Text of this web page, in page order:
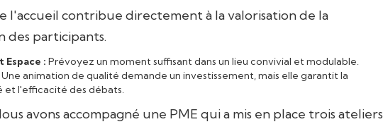
l'accueil contribue directement à la valorisation de la
participants.
Espace : Prévoyez un moment suffisant dans un lieu convivial et modulable.
Une animation de qualité demande un investissement, mais elle garantit la
et l'efficacité des débats.
avons accompagné une PME qui a mis en place trois ateliers